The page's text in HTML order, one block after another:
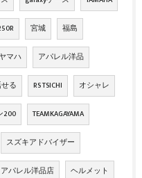
宮城 福島
マハ アパレル洋品
る RS TSICHI オシャレ
200 TEAMKAGAYAMA
スズキアドバイザー
アパレル洋品店 ヘルメット